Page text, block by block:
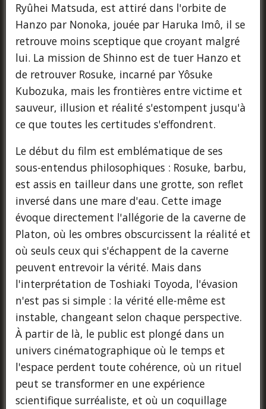
Ryûhei Matsuda, est attiré dans l'orbite de
Hanzo par Nonoka, jouée par Haruka Imô, il se
retrouve moins sceptique que croyant malgré
lui. La mission de Shinno est de tuer Hanzo et
de retrouver Rosuke, incarné par Yôsuke
Kubozuka, mais les frontières entre victime et
sauveur, illusion et réalité s'estompent jusqu'à
ce que toutes les certitudes s'effondrent.
Le début du film est emblématique de ses
sous-entendus philosophiques : Rosuke, barbu,
est assis en tailleur dans une grotte, son reflet
inversé dans une mare d'eau. Cette image
évoque directement l'allégorie de la caverne de
Platon, où les ombres obscurcissent la réalité et
où seuls ceux qui s'échappent de la caverne
peuvent entrevoir la vérité. Mais dans
l'interprétation de Toshiaki Toyoda, l'évasion
n'est pas si simple : la vérité elle-même est
instable, changeant selon chaque perspective.
À partir de là, le public est plongé dans un
univers cinématographique où le temps et
l'espace perdent toute cohérence, où un rituel
peut se transformer en une expérience
scientifique surréaliste, et où un coquillage